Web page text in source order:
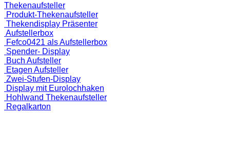
Thekenaufsteller
Produkt-Thekenaufsteller
Thekendisplay Präsenter
Aufstellerbox
Fefco0421 als Aufstellerbox
Spender- Display
Buch Aufsteller
Etagen Aufsteller
Zwei-Stufen-Display
Display mit Eurolochhaken
Hohlwand Thekenaufsteller
Regalkarton